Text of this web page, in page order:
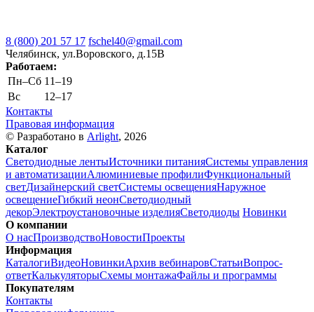
8 (800) 201 57 17 fschel40@gmail.com
Челябинск, ул.Воровского, д.15В
Работаем:
Пн–Cб 11–19
Вс
12–17
Контакты
Правовая информация
© Разработано в Arlight, 2026
Каталог
Светодиодные лентыИсточники питанияСистемы управления
и автоматизацииАлюминиевые профилиФункциональный
светДизайнерский светСистемы освещенияНаружное
освещениеГибкий неонСветодиодный
декорЭлектроустановочные изделияСветодиоды Новинки
О компании
О насПроизводствоНовостиПроекты
Информация
КаталогиВидеоНовинкиАрхив вебинаровСтатьиВопрос-
ответКалькуляторыСхемы монтажаФайлы и программы
Покупателям
Контакты